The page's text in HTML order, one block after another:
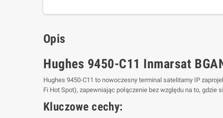
Opis
Hughes 9450-C11 Inmarsat
Hughes 9450-C11 to nowoczesny terminal satelitarny IP
Fi Hot Spot), zapewniając połączenie bez względu na to, gdzie
Kluczowe cechy: